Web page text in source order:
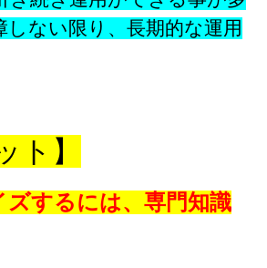
しない限り、長期的な運用
ト】
ズするには、専門知識